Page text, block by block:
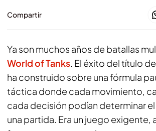
Compartir
Ya son muchos años de batallas
World of Tanks. El éxito del título
ha construido sobre una fórmula
táctica donde cada movimiento,
cada decisión podían determinar
una partida. Era un juego exigente,